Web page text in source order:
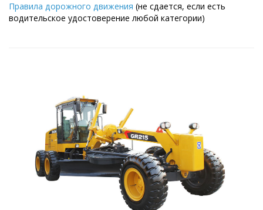
Правила дорожного движения (не сдается, если есть
водительское удостоверение любой категории)